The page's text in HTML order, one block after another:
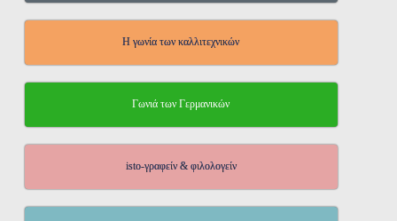
Η γωνία των καλλιτεχνικών
Γωνιά των Γερμανικών
isto-γραφείν & φιλολογείν